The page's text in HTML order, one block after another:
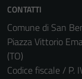
CONTATTI
Comune di San
Piazza Vittorio
(TO)
Codice fiscale /